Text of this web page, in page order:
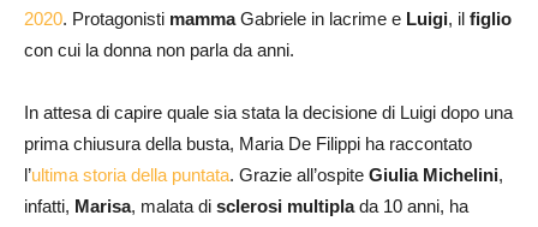
2020. Protagonisti mammaGabriele in lacrime e Luigi, il figlio
con cui la donna non parla da anni.
In attesa di capire quale sia stata la decisione di Luigi dopo una
prima chiusura della busta, Maria De Filippi ha raccontato
l’ultima storia della puntata. Grazie all’ospite Giulia Michelini,
infatti, Marisa, malata di sclerosi multiplada 10 anni, ha